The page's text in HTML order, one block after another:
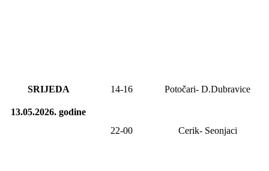
SRIJEDA
13.05.2026. godine
14-16 Potočari- D.Dubravice
22-00 Cerik- Seonjaci